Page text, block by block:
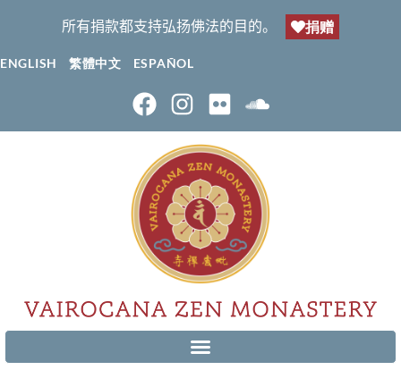
所有捐款都支持弘扬佛法的目的。 捐赠
ENGLISH 繁體中文 ESPAÑOL